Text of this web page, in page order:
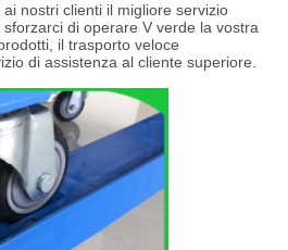
nostri clienti il migliore servizio
di operare V verde la vostra
il trasporto veloce
di assistenza al cliente superiore.